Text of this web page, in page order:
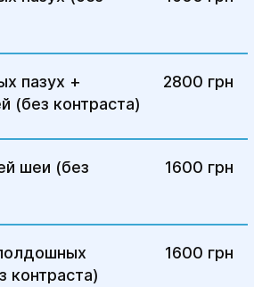
пазух +
(без контраста)
2800 грн
шеи (без
1600 грн
контраста)
1600 грн